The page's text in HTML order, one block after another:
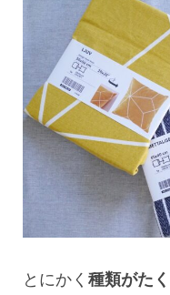
とにかく 種類がた